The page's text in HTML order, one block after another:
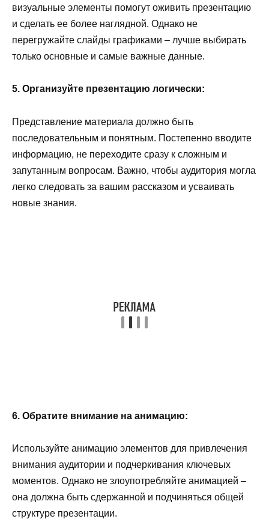
визуальные элементы помогут оживить презентацию
и сделать ее более наглядной. Однако не
перегружайте слайды графиками – лучше выбирать
только основные и самые важные данные.
5. Организуйте презентацию логически:
Представление материала должно быть
последовательным и понятным. Постепенно вводите
информацию, не переходите сразу к сложным и
запутанным вопросам. Важно, чтобы аудитория могла
легко следовать за вашим рассказом и усваивать
новые знания.
6. Обратите внимание на анимацию:
Используйте анимацию элементов для привлечения
внимания аудитории и подчеркивания ключевых
моментов. Однако не злоупотребляйте анимацией –
она должна быть сдержанной и подчиняться общей
структуре презентации.